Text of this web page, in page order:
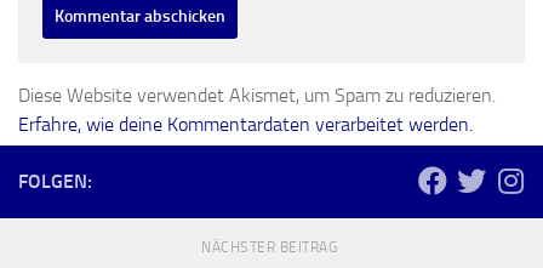
Diese Website verwendet Akismet, um Spam zu reduzieren.
Erfahre, wie deine Kommentardaten verarbeitet werden.
FOLGEN:
NÄCHSTER BEITRAG